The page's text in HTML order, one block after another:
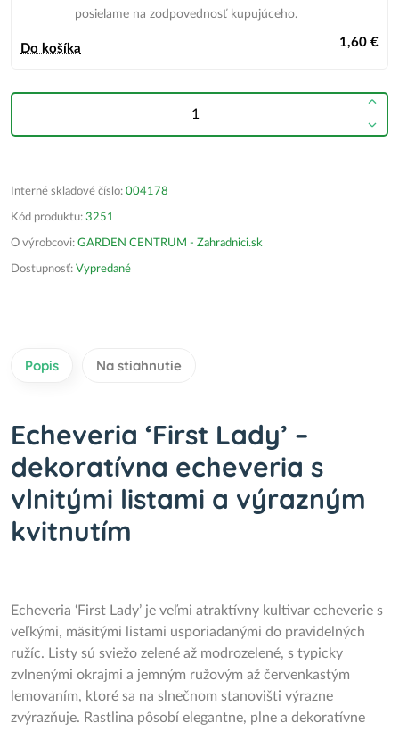
posielame na zodpovednosť kupujúceho.
Do košíka 1,60 €
Interné skladové číslo: 004178
Kód produktu: 3251
O výrobcovi: GARDEN CENTRUM - Zahradnici.sk
Dostupnosť: Vypredané
Popis Na stiahnutie
Echeveria ‘First Lady’ –
dekoratívna echeveria s
vlnitými listami a výrazným
kvitnutím
Echeveria ‘First Lady’ je veľmi atraktívny kultivar echeverie s
veľkými, mäsitými listami usporiadanými do pravidelných
ružíc. Listy sú sviežo zelené až modrozelené, s typicky
zvlnenými okrajmi a jemným ružovým až červenkastým
lemovaním, ktoré sa na slnečnom stanovišti výrazne
zvýrazňuje. Rastlina pôsobí elegantne, plne a dekoratívne